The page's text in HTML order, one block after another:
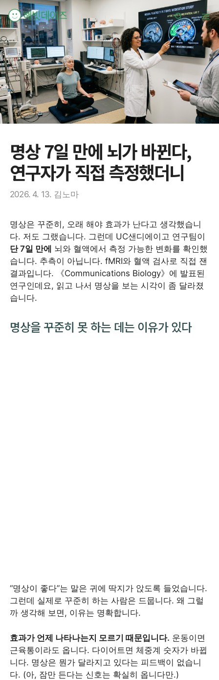
텐
츠
로
건
너
뛰
기
메
뉴
명상 7일 만에 뇌가 바뀐다,
연구자가 직접 측정했더니
2026. 4. 13. 김노마
명상은 꾸준히, 오래 해야 효과가 난다고 생각했습니
다. 저도 그랬습니다. 그런데 UC샌디에이고 연구팀이
단 7일 만에 뇌와 혈액에서 측정 가능한 변화를 확인했
습니다. 추측이 아닙니다. fMRI와 혈액 검사로 직접 잰
결과입니다. 《Communications Biology》에 발표된
연구인데요, 읽고 나서 명상을 보는 시각이 좀 달라졌
습니다.
명상을 꾸준히 못 하는 데는 이유가 있다
“명상이 좋다”는 말은 귀에 딱지가 앉도록 들었습니다.
그런데 실제로 꾸준히 하는 사람은 드뭅니다. 왜 그럴
까 생각해 보면, 이유는 명확합니다.
효과가 언제 나타나는지 모르기 때문입니다. 운동이면
근육통이라도 옵니다. 다이어트면 체중계 숫자가 바뀝
니다. 명상은 뭔가 달라지고 있다는 피드백이 없습니
다. (아, 잠만 든다는 신호는 확실히 옵니다만.)